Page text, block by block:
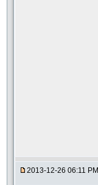
2013-12-26 06:11 PM